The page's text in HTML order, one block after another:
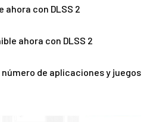
ahora con DLSS 2
ahora con DLSS 2
de aplicaciones y juegos